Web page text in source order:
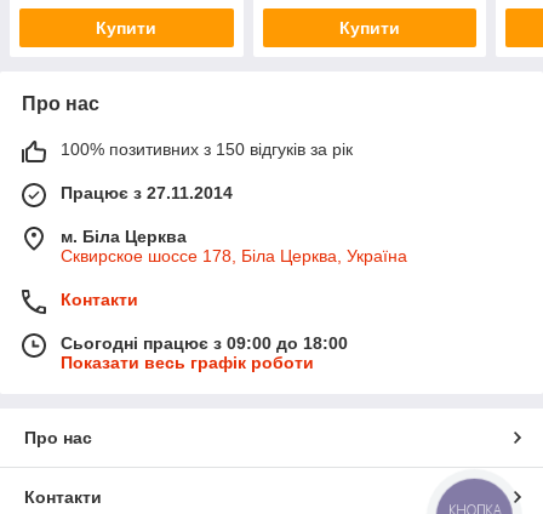
Купити Купити
Про нас
100% позитивних з 150 відгуків за рік
Працює з 27.11.2014
м. Біла Церква
Сквирское шоссе 178, Біла Церква, Україна
Контакти
Сьогодні працює з 09:00 до 18:00
Показати весь графік роботи
Про нас
Контакти
КНОПКА